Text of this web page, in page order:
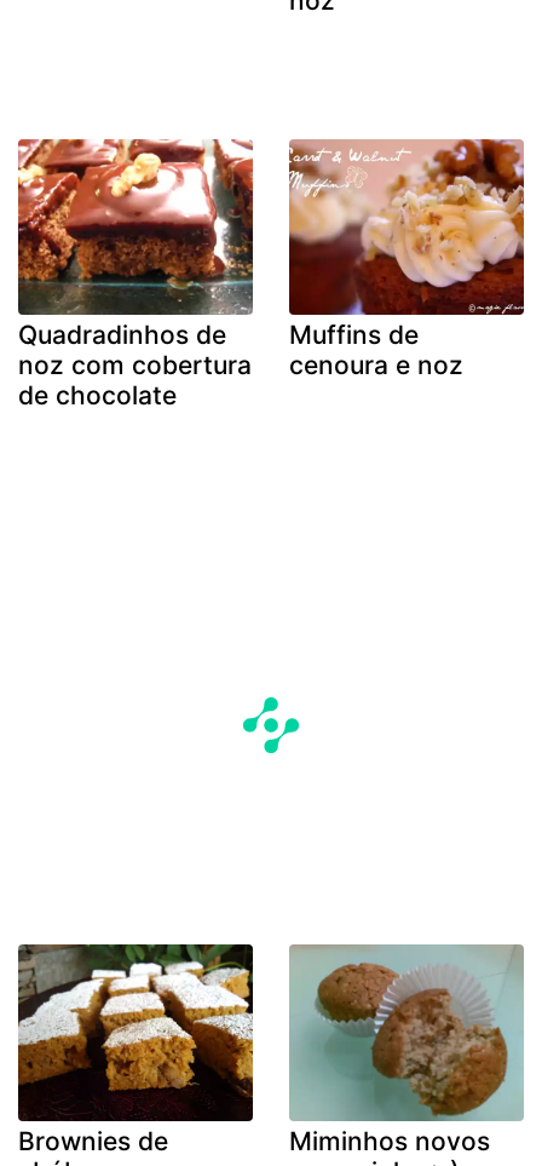
Quadradinhos de
noz com cobertura
de chocolate
Muffins de
cenoura e noz
Brownies de
Miminhos novos